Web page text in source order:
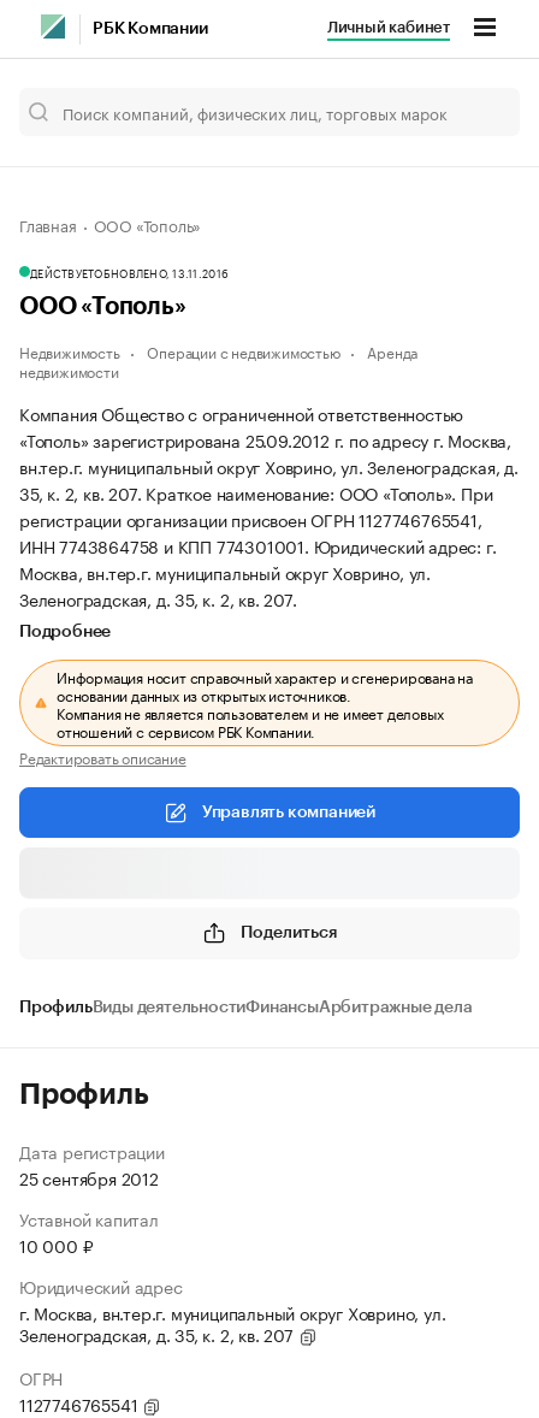
РБК Компании Личный кабинет
Главная ООО «Тополь»
ДЕЙСТВУЕТОБНОВЛЕНО, 13.11.2016
ООО «Тополь»
Недвижимость Операции с недвижимостью
Аренда
недвижимости
Компания Общество с ограниченной ответственностью
«Тополь» зарегистрирована 25.09.2012 г. по адресу г. Москва,
вн.тер.г. муниципальный округ Ховрино, ул. Зеленоградская, д.
35, к. 2, кв. 207. Краткое наименование: ООО «Тополь». При
регистрации организации присвоен ОГРН 1127746765541,
ИНН 7743864758 и КПП 774301001. Юридический адрес: г.
Москва, вн.тер.г. муниципальный округ Ховрино, ул.
Зеленоградская, д. 35, к. 2, кв. 207.
Подробнее
Информация носит справочный характер и сгенерирована на
основании данных из открытых источников.
Компания не является пользователем и не имеет деловых
отношений с сервисом РБК Компании.
Редактировать описание
Управлять компанией
Поделиться
ПрофильВиды деятельностиФинансыАрбитражные дела
Профиль
Дата регистрации
25 сентября 2012
Уставной капитал
10 000 ₽
Юридический адрес
г. Москва, вн.тер.г. муниципальный округ Ховрино, ул.
Зеленоградская, д. 35, к. 2, кв. 207
ОГРН
1127746765541